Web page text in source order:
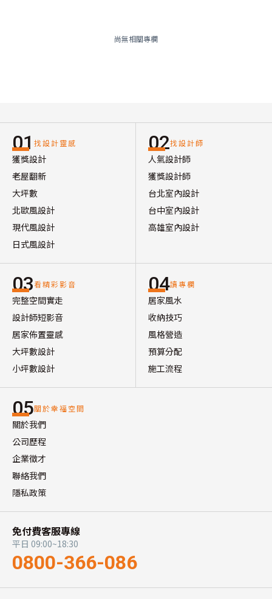
尚無相關專欄
01 找設計靈感
獲獎設計
老屋翻新
大坪數
北歐風設計
現代風設計
日式風設計
02找設計師
人氣設計師
獲獎設計師
台北室內設計
台中室內設計
高雄室內設計
03看精彩影音
完整空間實走
設計師短影音
居家佈置靈感
大坪數設計
小坪數設計
04讀專欄
居家風水
收納技巧
風格營造
預算分配
施工流程
05關於幸福空間
關於我們
公司歷程
企業徵才
聯絡我們
隱私政策
免付費客服專線
平日 09:00~18:30
0800-366-086